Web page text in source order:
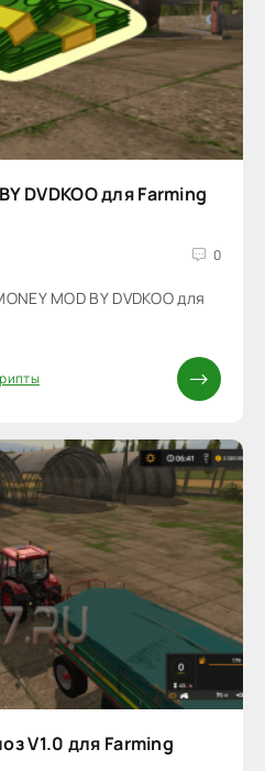
DVDKOO для Farming
0
MOD BY DVDKOO для
V1.0 для Farming